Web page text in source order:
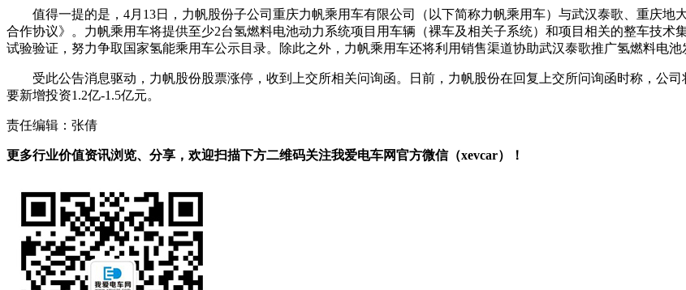
值得一提的是，4月13日，力帆股份子公司重庆力帆乘用车有限公司（以下简称力帆乘用车）与武汉泰歌、重庆
合作协议》。力帆乘用车将提供至少2台氢燃料电池动力系统项目用车辆（裸车及相关子系统）和项目相关的整车技
试验验证，努力争取国家氢能乘用车公示目录。除此之外，力帆乘用车还将利用销售渠道协助武汉泰歌推广氢燃料电
受此公告消息驱动，力帆股份股票涨停，收到上交所相关问询函。日前，力帆股份在回复上交所问询函时称，公
要新增投资1.2亿-1.5亿元。
责任编辑：张倩
更多行业价值资讯浏览、分享，欢迎扫描下方二维码关注我爱电车网官方微信（xevcar）！